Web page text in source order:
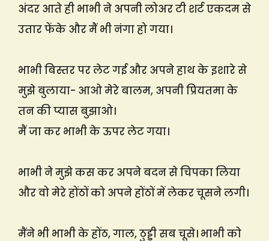
अंदर आते ही भाभी ने अपनी लोअर टी शर्ट एकदम से
उतार फेंके और मैं भी नंगा हो गया।
भाभी बिस्तर पर लेट गई और अपने हाथ के इशारे से
मुझे बुलाया- आओ मेरे बालम, अपनी प्रियतमा के
तन की प्यास बुझाओ।
मैं जा कर भाभी के ऊपर लेट गया।
भाभी ने मुझे कस कर अपने बदन से चिपका लिया
और वो मेरे होंठों को अपने होंठों में लेकर चूसने लगी।
मैंने भी भाभी के होंठ, गाल, ठुड्डी सब चूसे। भाभी को